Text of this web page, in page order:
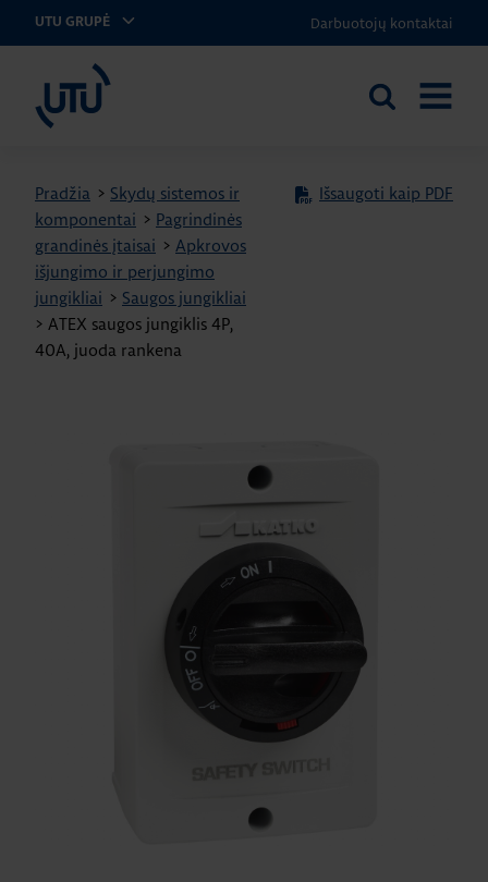
UTU GRUPĖ Darbuotojų kontaktai
UTU Lithuania
Ieškoti
Pradžia > Skydų sistemos ir
komponentai > Pagrindinės
grandinės įtaisai > Apkrovos
išjungimo ir perjungimo
jungikliai > Saugos jungikliai
> ATEX saugos jungiklis 4P,
40A, juoda rankena
Išsaugoti kaip PDF